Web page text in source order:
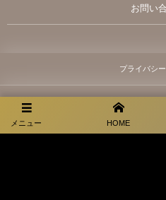
メニュー HOME
お問い
プライバシ